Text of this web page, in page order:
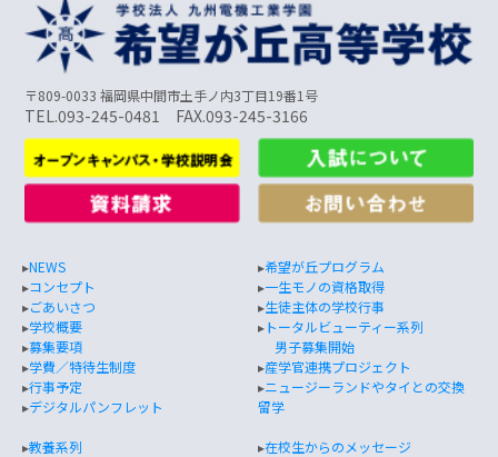
〒809-0033 福岡県中間市土手ノ内3丁目19番1号
TEL.093-245-0481 FAX.093-245-3166
▸NEWS
▸コンセプト
▸ごあいさつ
▸学校概要
▸募集要項
▸学費／特待生制度
▸行事予定
▸デジタルパンフレット
▸教養系列
▸希望が丘プログラム
▸一生モノの資格取得
▸生徒主体の学校行事
▸トータルビューティー系列
男子募集開始
▸産学官連携プロジェクト
▸ニュージーランドやタイとの交換
留学
▸在校生からのメッセージ